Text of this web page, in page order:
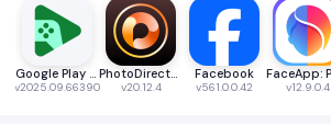
Google Play Games
v2025.09.66390
PhotoDirector: AI Photo Editor
v20.12.4
Facebook
v561.0.0.42 v12.9.0.4